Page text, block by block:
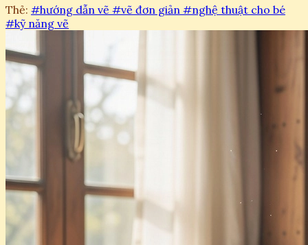
Thẻ: #hướng dẫn vẽ #vẽ đơn giản #nghệ thuật cho bé
#kỹ năng vẽ